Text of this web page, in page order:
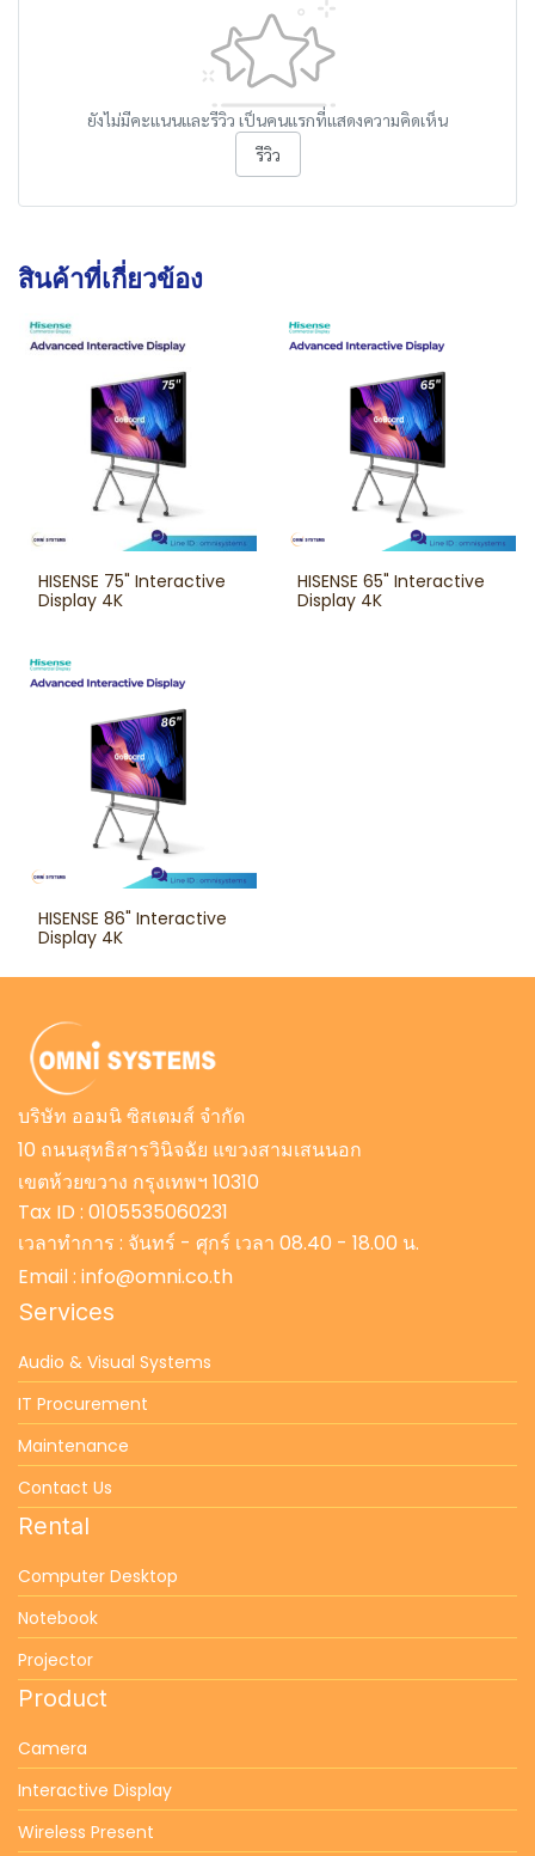
ยังไม่มีคะแนนและรีวิว เป็นคนแรกที่แสดงความคิดเห็น
รีวิว
สินค้าที่เกี่ยวข้อง
HISENSE 75" Interactive
Display 4K
HISENSE 65" Interactive
Display 4K
HISENSE 86" Interactive
Display 4K
บริษัท ออมนิ ซิสเตมส์ จำกัด
10 ถนนสุทธิสารวินิจฉัย แขวงสามเสนนอก
เขตห้วยขวาง กรุงเทพฯ 10310
Tax ID : 0105535060231
เวลาทำการ : จันทร์ - ศุกร์ เวลา 08.40 - 18.00 น.
Email : info@omni.co.th
Services
Audio & Visual Systems
IT Procurement
Maintenance
Contact Us
Rental
Computer Desktop
Notebook
Projector
Product
Camera
Interactive Display
Wireless Present